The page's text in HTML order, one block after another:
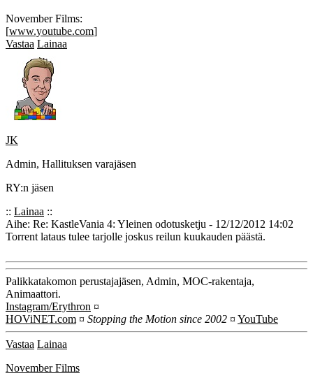
November Films:
[www.youtube.com]
Vastaa Lainaa
JK
Admin, Hallituksen varajäsen
RY:n jäsen
:: Lainaa ::
Aihe: Re: KastleVania 4: Yleinen odotusketju - 12/12/2012 14:02
Torrent lataus tulee tarjolle joskus reilun kuukauden päästä.
Palikkatakomon perustajajäsen, Admin, MOC-rakentaja,
Animaattori.
Instagram/Erythron ¤
HOViNET.com ¤ Stopping the Motion since 2002 ¤ YouTube
Vastaa Lainaa
November Films